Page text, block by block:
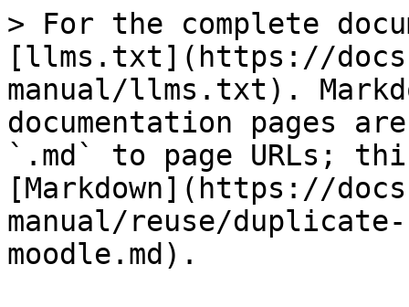
> For the complete
[llms.txt](https://
manual/llms.txt).
documentation pages
`.md` to page URLs;
[Markdown](https://
manual/reuse/duplicate-
moodle.md).